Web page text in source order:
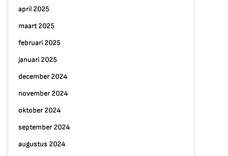
april 2025
maart 2025
februari 2025
januari 2025
december 2024
november 2024
oktober 2024
september 2024
augustus 2024